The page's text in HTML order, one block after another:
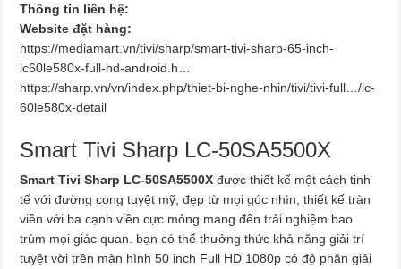
Thông tin liên hệ:
Website đặt hàng:
https://mediamart.vn/tivi/sharp/smart-tivi-sharp-65-inch-
lc60le580x-full-hd-android.h…
https://sharp.vn/vn/index.php/thiet-bi-nghe-nhin/tivi/tivi-full…/lc-
60le580x-detail
Smart Tivi Sharp LC-50SA5500X
Smart Tivi Sharp LC-50SA5500X được thiết kế một cách tinh
tế với đường cong tuyệt mỹ, đẹp từ mọi góc nhìn, thiết kế tràn
viền với ba cạnh viền cực mỏng mang đến trải nghiệm bao
trùm mọi giác quan. bạn có thể thưởng thức khả năng giải trí
tuyệt vời trên màn hình 50 inch Full HD 1080p có độ phân giải